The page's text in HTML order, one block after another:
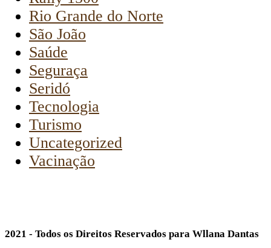
Rio Grande do Norte
São João
Saúde
Seguraça
Seridó
Tecnologia
Turismo
Uncategorized
Vacinação
2021 - Todos os Direitos Reservados para Wllana Dantas